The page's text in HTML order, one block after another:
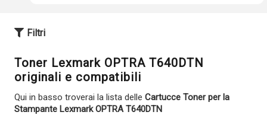
Filtri
Toner Lexmark OPTRA T640DTN
originali e compatibili
Qui in basso troverai la lista delle Cartucce Toner per la
Stampante Lexmark OPTRA T640DTN